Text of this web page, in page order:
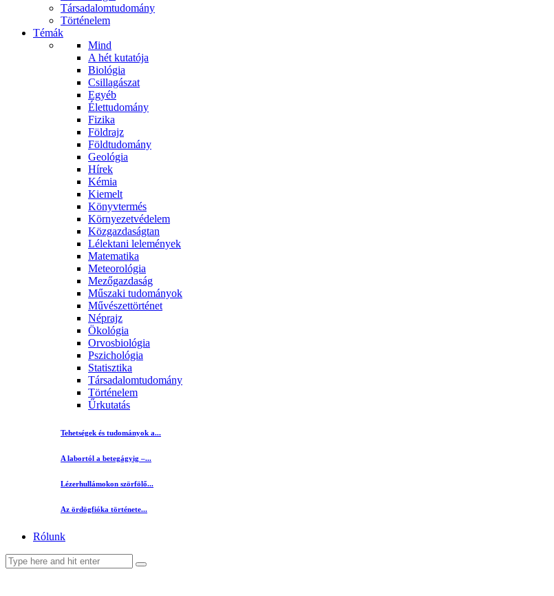
Társadalomtudomány
Történelem
Témák
Mind
A hét kutatója
Biológia
Csillagászat
Egyéb
Élettudomány
Fizika
Földrajz
Földtudomány
Geológia
Hírek
Kémia
Kiemelt
Könyvtermés
Környezetvédelem
Közgazdaságtan
Lélektani lelemények
Matematika
Meteorológia
Mezőgazdaság
Műszaki tudományok
Művészettörténet
Néprajz
Ökológia
Orvosbiológia
Pszichológia
Statisztika
Társadalomtudomány
Történelem
Űrkutatás
Tehetségek és tudományok a...
A labortól a betegágyig –...
Lézerhullámokon szörfölő...
Az ördögfióka története...
Rólunk